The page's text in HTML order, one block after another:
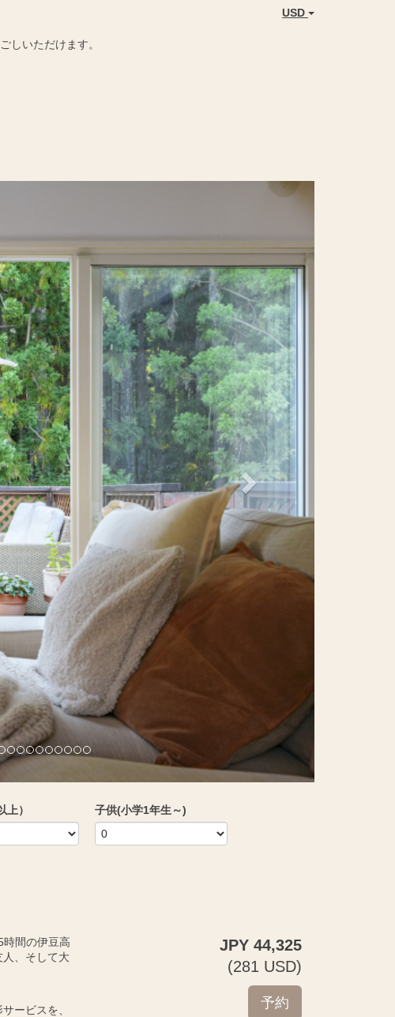
USD
しいただけます。
Next
上） 子供(小学1年生～)
間の伊豆高
、そして大
ービスを、
JPY 44,325
(281 USD)